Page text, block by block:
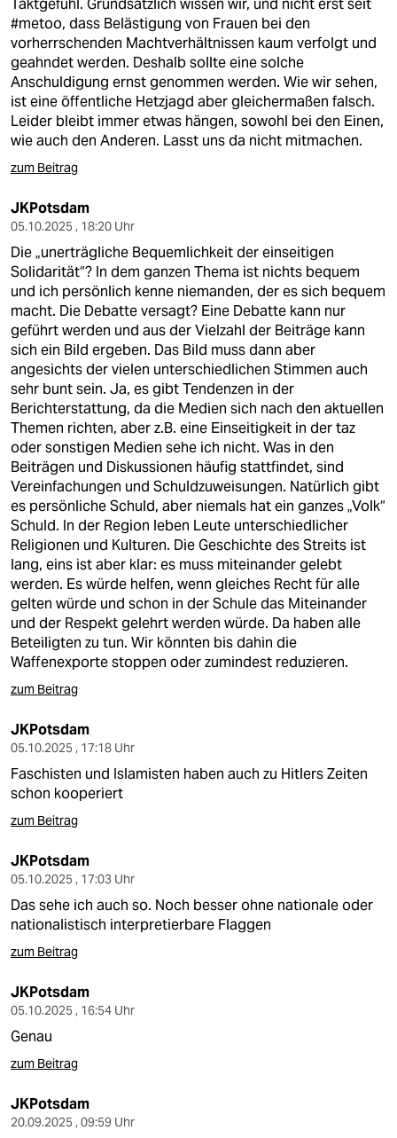
Taktgefühl. Grundsätzlich wissen wir, und nicht erst seit
#metoo, dass Belästigung von Frauen bei den
vorherrschenden Machtverhältnissen kaum verfolgt und
geahndet werden. Deshalb sollte eine solche
Anschuldigung ernst genommen werden. Wie wir sehen,
ist eine öffentliche Hetzjagd aber gleichermaßen falsch.
Leider bleibt immer etwas hängen, sowohl bei den Einen,
wie auch den Anderen. Lasst uns da nicht mitmachen.
zum Beitrag
JKPotsdam
05.10.2025 , 18:20 Uhr
Die „unerträgliche Bequemlichkeit der einseitigen
Solidarität“? In dem ganzen Thema ist nichts bequem
und ich persönlich kenne niemanden, der es sich bequem
macht. Die Debatte versagt? Eine Debatte kann nur
geführt werden und aus der Vielzahl der Beiträge kann
sich ein Bild ergeben. Das Bild muss dann aber
angesichts der vielen unterschiedlichen Stimmen auch
sehr bunt sein. Ja, es gibt Tendenzen in der
Berichterstattung, da die Medien sich nach den aktuellen
Themen richten, aber z.B. eine Einseitigkeit in der taz
oder sonstigen Medien sehe ich nicht. Was in den
Beiträgen und Diskussionen häufig stattfindet, sind
Vereinfachungen und Schuldzuweisungen. Natürlich gibt
es persönliche Schuld, aber niemals hat ein ganzes „Volk“
Schuld. In der Region leben Leute unterschiedlicher
Religionen und Kulturen. Die Geschichte des Streits ist
lang, eins ist aber klar: es muss miteinander gelebt
werden. Es würde helfen, wenn gleiches Recht für alle
gelten würde und schon in der Schule das Miteinander
und der Respekt gelehrt werden würde. Da haben alle
Beteiligten zu tun. Wir könnten bis dahin die
Waffenexporte stoppen oder zumindest reduzieren.
zum Beitrag
JKPotsdam
05.10.2025 , 17:18 Uhr
Faschisten und Islamisten haben auch zu Hitlers Zeiten
schon kooperiert
zum Beitrag
JKPotsdam
05.10.2025 , 17:03 Uhr
Das sehe ich auch so. Noch besser ohne nationale oder
nationalistisch interpretierbare Flaggen
zum Beitrag
JKPotsdam
05.10.2025 , 16:54 Uhr
Genau
zum Beitrag
JKPotsdam
20.09.2025 , 09:59 Uhr